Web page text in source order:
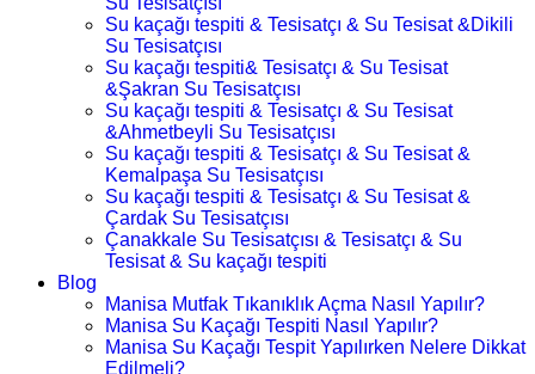
Su kaçağı tespiti & Tesisatçı & Su Tesisat &Dikili
Su Tesisatçısı
Su kaçağı tespiti& Tesisatçı & Su Tesisat
&Şakran Su Tesisatçısı
Su kaçağı tespiti & Tesisatçı & Su Tesisat
&Ahmetbeyli Su Tesisatçısı
Su kaçağı tespiti & Tesisatçı & Su Tesisat &
Kemalpaşa Su Tesisatçısı
Su kaçağı tespiti & Tesisatçı & Su Tesisat &
Çardak Su Tesisatçısı
Çanakkale Su Tesisatçısı & Tesisatçı & Su
Tesisat & Su kaçağı tespiti
Blog
Manisa Mutfak Tıkanıklık Açma Nasıl Yapılır?
Manisa Su Kaçağı Tespiti Nasıl Yapılır?
Manisa Su Kaçağı Tespit Yapılırken Nelere Dikkat
Edilmeli?